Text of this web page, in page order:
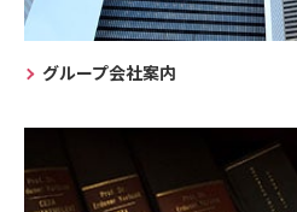
グループ会社案内